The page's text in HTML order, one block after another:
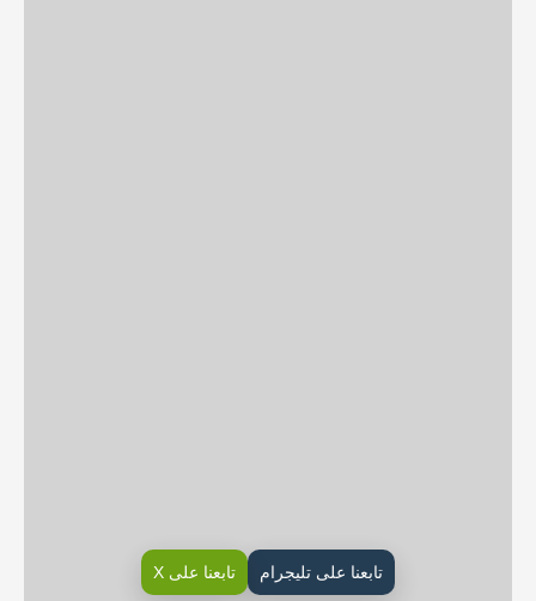
تابعنا على تليجرام تابعنا على X